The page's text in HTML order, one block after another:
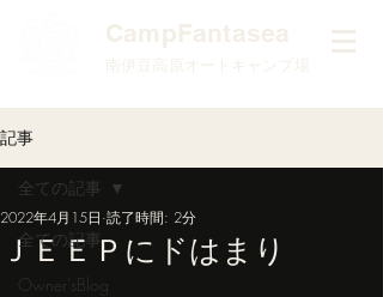
​CampFantasea
南伊豆高原オートキャンプ場
記事
全ての記事
Owner'sBlog
全ての記事
ＪＥＥＰにドはまり
2022年4月15日 読了時間: 2分